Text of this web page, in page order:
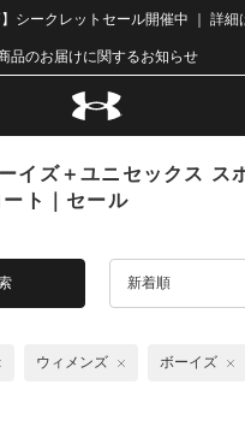
】シークレットセール開催中 ｜ 詳細
品のお届けに関するお知らせ
イズ＋ユニセックス ス
ト｜セール
新着順
ウィメンズ ボーイズ